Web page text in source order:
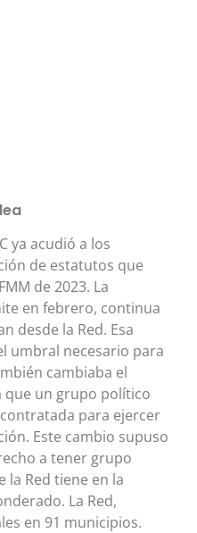
ya acudió a los
de estatutos que
de 2023. La
en febrero, continua
desde la Red. Esa
umbral necesario para
cambiaba el
que un grupo político
para ejercer
Este cambio supuso
a tener grupo
la Red tiene en la
La Red,
en 91 municipios.